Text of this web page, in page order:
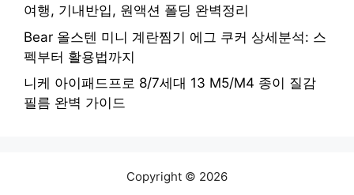
여행, 기내반입, 원액션 폴딩 완벽정리
Bear 올스텐 미니 계란찜기 에그 쿠커 상세분석: 스
펙부터 활용법까지
니케 아이패드프로 8/7세대 13 M5/M4 종이 질감
필름 완벽 가이드
Copyright © 2026